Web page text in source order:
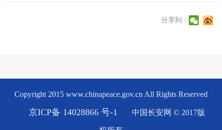
分享到：
Copyright 2015 www.chinapeace.gov.cn All Rights Reserved
京ICP备 14028866 号-1 中国长安网 © 2017版